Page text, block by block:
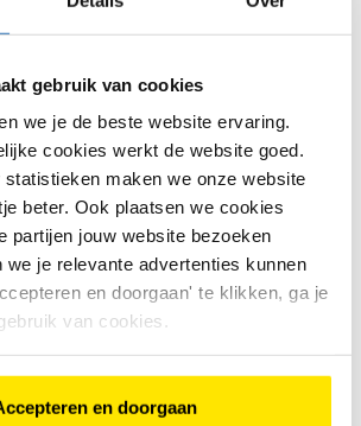
gebruik van cookies
we je de beste website ervaring.
cookies werkt de website goed.
maken we onze website
beter. Ook plaatsen we cookies
partijen jouw website bezoeken
we je relevante advertenties kunnen
en doorgaan' te klikken, ga je
van cookies.
en doorgaan
altijd rijklaar geleverd.
nieuwe fiets naar buiten mag,
na. Zijn de banden en bouten
remmen, versnelling en ketting op
Werkt de verlichting? Is het stuur
En het zadel? Check!